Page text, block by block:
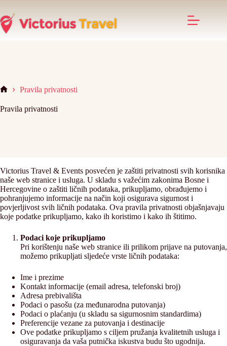
content
Pravila privatnosti
Pravila privatnosti
Victorius Travel & Events posvećen je zaštiti privatnosti svih korisnika
naše web stranice i usluga. U skladu s važećim zakonima Bosne i
Hercegovine o zaštiti ličnih podataka, prikupljamo, obrađujemo i
pohranjujemo informacije na način koji osigurava sigurnost i
povjerljivost svih ličnih podataka. Ova pravila privatnosti objašnjavaju
koje podatke prikupljamo, kako ih koristimo i kako ih štitimo.
Podaci koje prikupljamo
Pri korištenju naše web stranice ili prilikom prijave na putovanja,
možemo prikupljati sljedeće vrste ličnih podataka:
Ime i prezime
Kontakt informacije (email adresa, telefonski broj)
Adresa prebivališta
Podaci o pasošu (za međunarodna putovanja)
Podaci o plaćanju (u skladu sa sigurnosnim standardima)
Preferencije vezane za putovanja i destinacije
Ove podatke prikupljamo s ciljem pružanja kvalitetnih usluga i
osiguravanja da vaša putnička iskustva budu što ugodnija.